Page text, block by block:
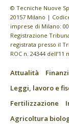
© Tecniche Nuove
20157 Milano |
imprese di Milano:
Registrazione
registrata presso il
ROC n. 24344 dell’11
Attualità
Leggi, lavoro e
Fertilizzazione
Agricoltura